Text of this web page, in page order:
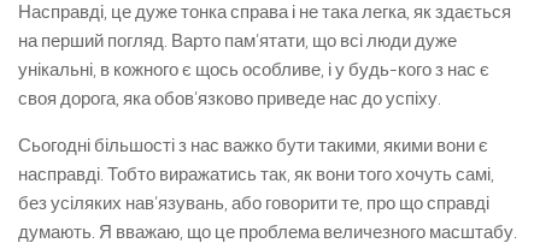
Насправді, це дуже тонка справа і не така легка, як здається
на перший погляд. Варто пам’ятати, що всі люди дуже
унікальні, в кожного є щось особливе, і у будь-кого з нас є
своя дорога, яка обов’язково приведе нас до успіху.
Сьогодні більшості з нас важко бути такими, якими вони є
насправді. Тобто виражатись так, як вони того хочуть самі,
без усіляких нав’язувань, або говорити те, про що справді
думають. Я вважаю, що це проблема величезного масштабу.